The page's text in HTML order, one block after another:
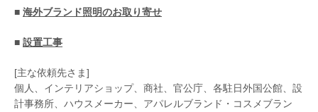
■ 海外ブランド照明のお取り寄せ
■ 設置工事
[主な依頼先さま]
個人、インテリアショップ、商社、官公庁、各駐日外国公館、設
計事務所、ハウスメーカー、アパレルブランド・コスメブラン